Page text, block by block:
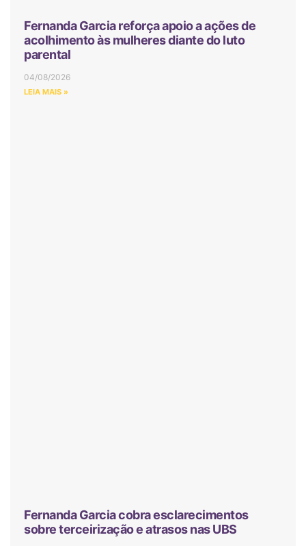
Fernanda Garcia reforça apoio a ações de
acolhimento às mulheres diante do luto
parental
04/08/2026
LEIA MAIS »
Fernanda Garcia cobra esclarecimentos
sobre terceirização e atrasos nas UBS